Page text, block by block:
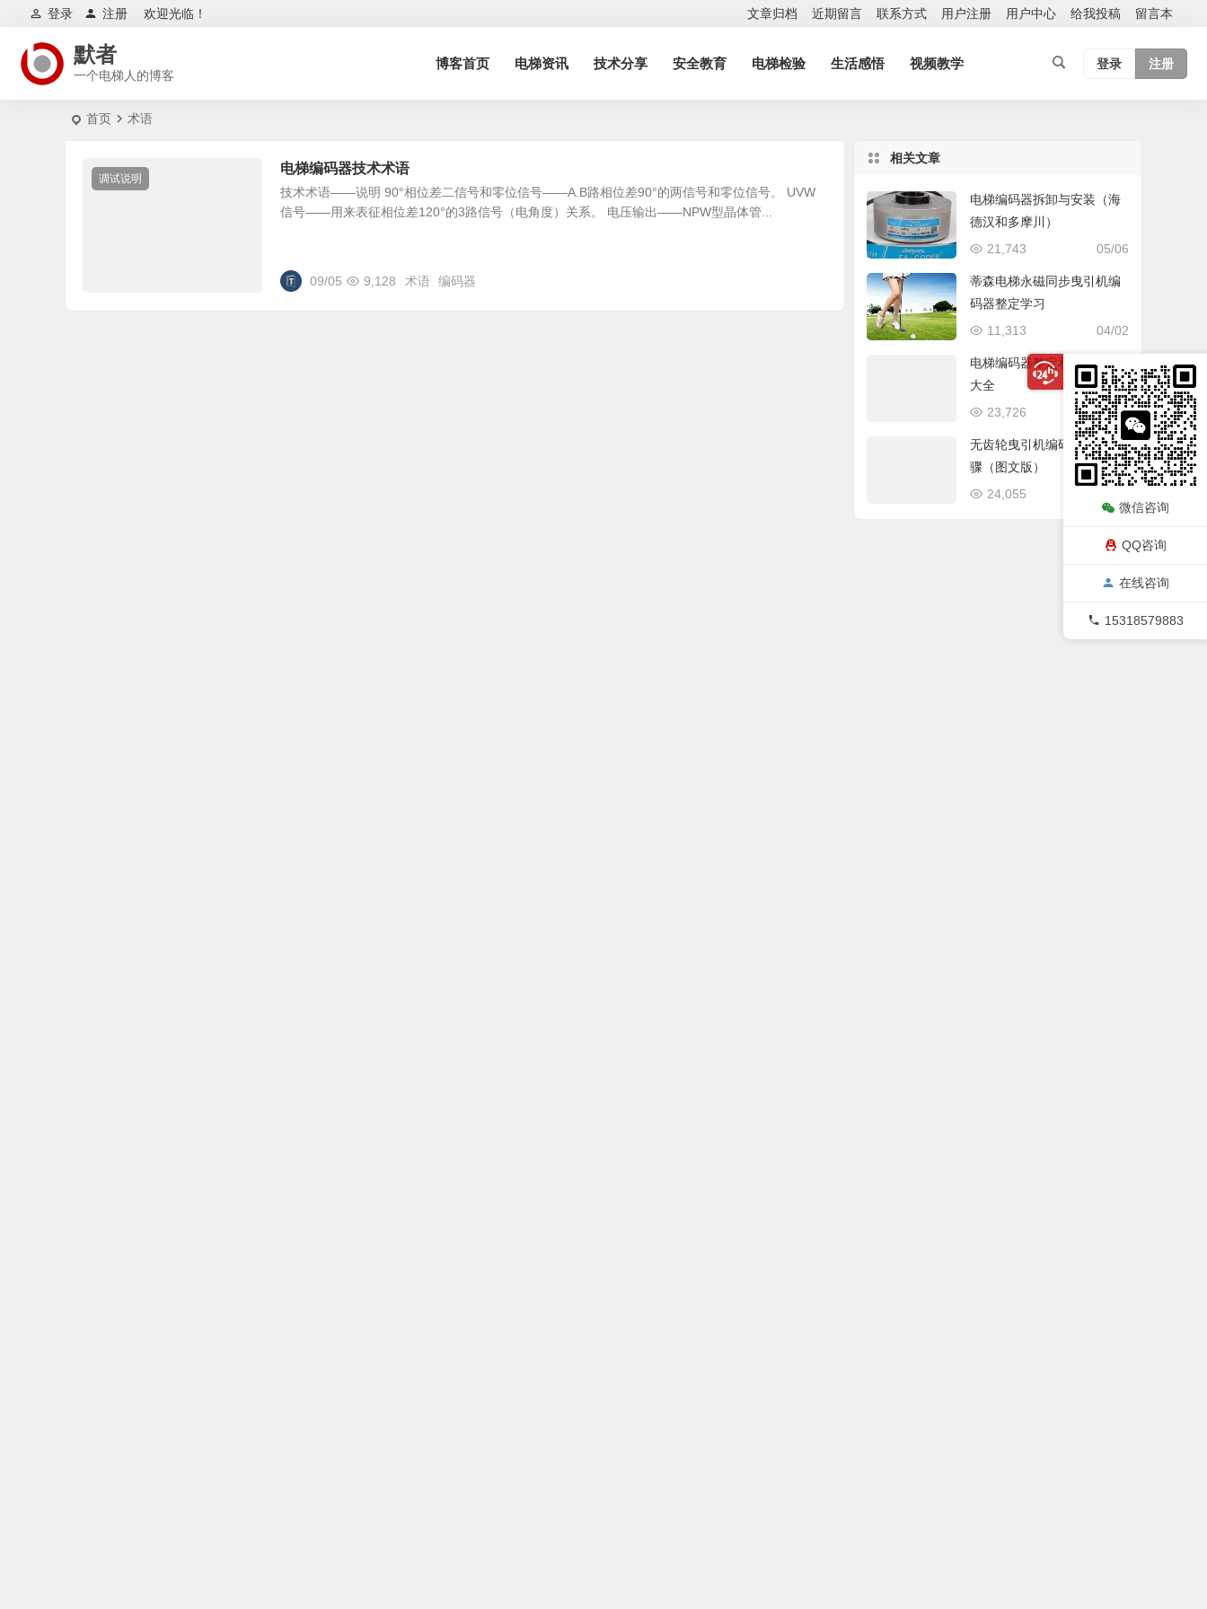
欢迎光临！
登录 注册 文章归档 近期留言 联系方式 用户注册 用户中心 给我投稿 留言本
默者
一个电梯人的博客
博客首页 电梯资讯 技术分享 安全教育 电梯检验 生活感悟 视频教学 登录 注册
首页 术语
调试说明
电梯编码器技术术语
技术术语——说明 90°相位差二信号和零位信号——A.B路相位差90°的两信号和零位信号。 UVW
信号——用来表征相位差120°的3路信号（电角度）关系。 电压输出——NPW型晶体管...
09/05 9,128 术语 编码器
相关文章
电梯编码器拆卸与安装（海
德汉和多摩川）
05/06
21,743
蒂森电梯永磁同步曳引机编
码器整定学习
04/02
11,313
电梯编码器整定和主机整定
大全
09/20
23,726
无齿轮曳引机编码器更换步
骤（图文版）
24,055
微信咨询
QQ咨询
在线咨询
15318579883